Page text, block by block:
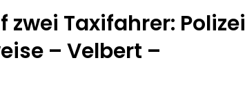
zwei Taxifahrer: Polizei
– Velbert –